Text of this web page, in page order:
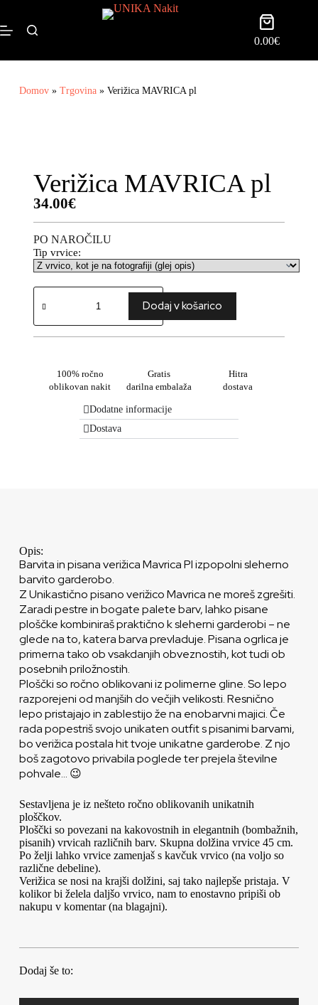
0.00€
Domov» Trgovina» Verižica MAVRICA pl
Verižica MAVRICA pl
34.00€
PO NAROČILU
Tip vrvice:
Dodaj v košarico
100% ročno
oblikovan nakit
Gratis
darilna embalaža
Hitra
dostava
Dodatne informacije
Dostava
Opis:
Barvita in pisana verižica Mavrica Pl izpopolni sleherno
barvito garderobo.
Z Unikastično pisano verižico Mavrica ne moreš zgrešiti.
Zaradi pestre in bogate palete barv, lahko pisane
ploščke kombiniraš praktično k sleherni garderobi – ne
glede na to, katera barva prevladuje. Pisana ogrlica je
primerna tako ob vsakdanjih obveznostih, kot tudi ob
posebnih priložnostih.
Ploščki so ročno oblikovani iz polimerne gline. So lepo
razporejeni od manjših do večjih velikosti. Resnično
lepo pristajajo in zablestijo že na enobarvni majici. Če
rada popestriš svojo unikaten outfit s pisanimi barvami,
bo verižica postala hit tvoje unikatne garderobe. Z njo
boš zagotovo privabila poglede ter prejela številne
pohvale… 😉
Sestavljena je iz nešteto ročno oblikovanih unikatnih
ploščkov.
Ploščki so povezani na kakovostnih in elegantnih (bombažnih,
pisanih) vrvicah različnih barv. Skupna dolžina vrvice 45 cm.
Po želji lahko vrvice zamenjaš s kavčuk vrvico (na voljo so
različne debeline).
Verižica se nosi na krajši dolžini, saj tako najlepše pristaja. V
kolikor bi želela daljšo vrvico, nam to enostavno pripiši ob
nakupu v komentar (na blagajni).
Dodaj še to: